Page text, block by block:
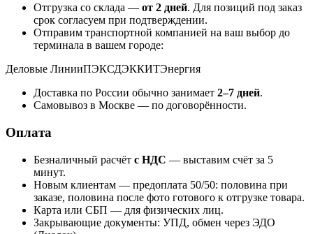
Отгрузка со склада — от 2 дней. Для позиций под заказ
срок согласуем при подтверждении.
Отправим транспортной компанией на ваш выбор до
терминала в вашем городе:
Деловые ЛинииПЭКСДЭККИТЭнергия
Доставка по России обычно занимает 2–7 дней.
Самовывоз в Москве — по договорённости.
Оплата
Безналичный расчёт с НДС — выставим счёт за 5
минут.
Новым клиентам — предоплата 50/50: половина при
заказе, половина после фото готового к отгрузке товара.
Карта или СБП — для физических лиц.
Закрывающие документы: УПД, обмен через ЭДО